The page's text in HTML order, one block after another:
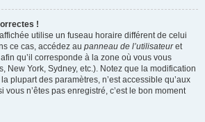
!
affichée utilise un fuseau horaire différent de celui
ce cas, accédez au panneau de l’utilisateuret
qu’il corresponde à la zone où vous vous
New York, Sydney, etc.). Notez que la modification
plupart des paramètres, n’est accessible qu’aux
vous n’êtes pas enregistré, c’est le bon moment